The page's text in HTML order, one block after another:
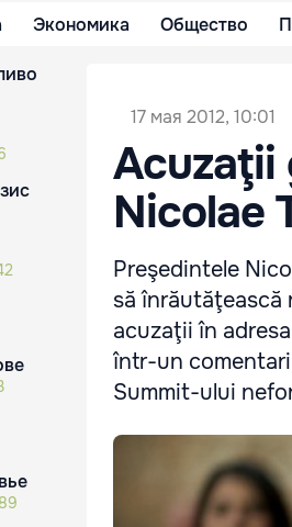
Экономика Общество
17 мая 2012, 10:01
Acuzaţii
Nicolae
Preşedintele
să înrăutăţească
acuzaţii în
într-un
Summit-ului